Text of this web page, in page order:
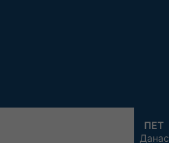
ПЕТ
Данас